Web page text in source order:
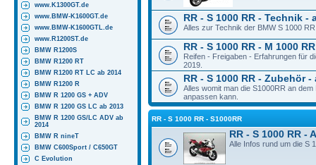
www.K1300GT.de
www.BMW-K1600GT.de
www.BMW-K1600GTL.de
www.R1200ST.de
BMW R1200S
BMW R1200 RT
BMW R1200 RT LC ab 2014
BMW R1200 R
BMW R 1200 GS + ADV
BMW R 1200 GS LC ab 2013
BMW R 1200 GS/LC ADV ab
2014
BMW R nineT
BMW C600Sport / C650GT
C Evolution
RR - S 1000 RR - Technik -
Alles zur Technik der BMW S 1000
RR - S 1000 RR - M 1000
Reifen - Freigaben - Erfahrungen für
2019.
RR - S 1000 RR - Zubehör -
Alles womit man die S1000RR an
anpassen kann.
RR - S 1000 RR - S1000RR
RR - S 1000 RR -
Alle Infos rund um die S